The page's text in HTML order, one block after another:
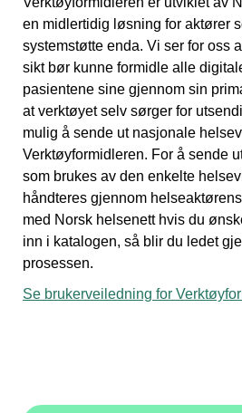
en midlertidig løsning for aktører
systemstøtte enda. Vi ser for oss
sikt bør kunne formidle alle
pasientene sine gjennom sin
at verktøyet selv sørger for
mulig å sende ut nasjonale
Verktøyformidleren. For å sende
som brukes av den enkelte
håndteres gjennom
med Norsk helsenett hvis du
inn i katalogen, så blir du ledet
prosessen.
Se brukerveiledning for